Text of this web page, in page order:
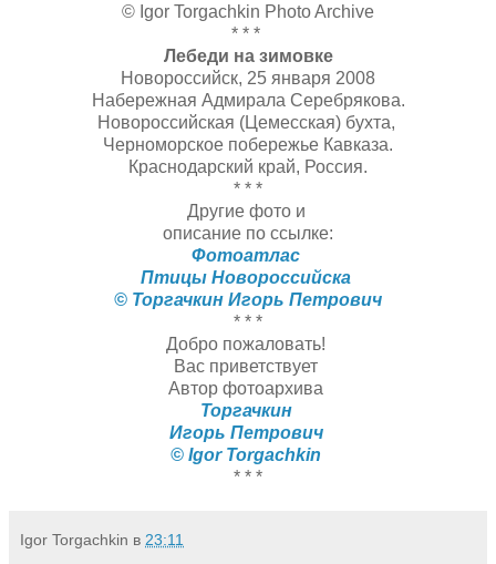
© Igor Torgachkin Photo Archive
* * *
Лебеди на зимовке
Новороссийск, 25 января 2008
Набережная Адмирала Серебрякова.
Новороссийская (Цемесская) бухта,
Черноморское побережье Кавказа.
Краснодарский край, Россия.
* * *
Другие фото и
описание по ссылке:
Фотоатлас
Птицы Новороссийска
© Торгачкин Игорь Петрович
* * *
Добро пожаловать!
Вас приветствует
Автор фотоархива
Торгачкин
Игорь Петрович
© Igor Torgachkin
* * *
Igor Torgachkin в 23:11